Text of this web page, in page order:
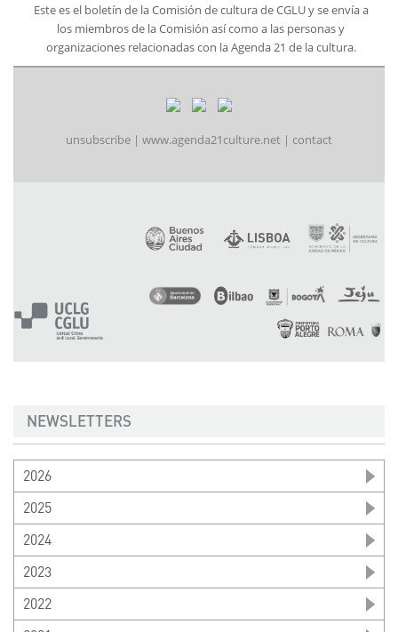
Este es el boletín de la Comisión de cultura de CGLU y se envía a
los miembros de la Comisión así como a las personas y
organizaciones relacionadas con la Agenda 21 de la cultura.
unsubscribe | www.agenda21culture.net | contact
NEWSLETTERS
2026
2025
2024
2023
2022